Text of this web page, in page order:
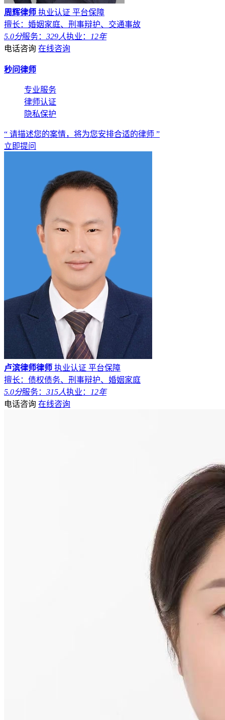
周辉律师 执业认证 平台保障
擅长：婚姻家庭、刑事辩护、交通事故
5.0分服务： 329人执业：
12年
电话咨询 在线咨询
秒问律师
专业服务
律师认证
隐私保护
“ 请描述您的案情，将为您安排合适的律师 ”
立即提问
卢滨律师律师 执业认证 平台保障
擅长：债权债务、刑事辩护、婚姻家庭
5.0分服务： 315人执业：
12年
电话咨询 在线咨询